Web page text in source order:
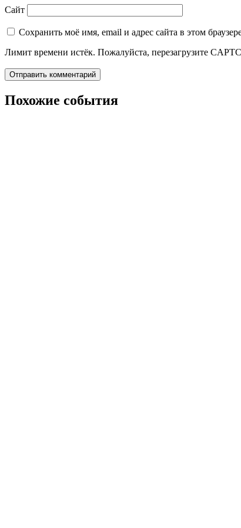
Сайт
Сохранить моё имя, email и адрес сайта в этом
Лимит времени истёк. Пожалуйста, перезагрузите
Похожие события